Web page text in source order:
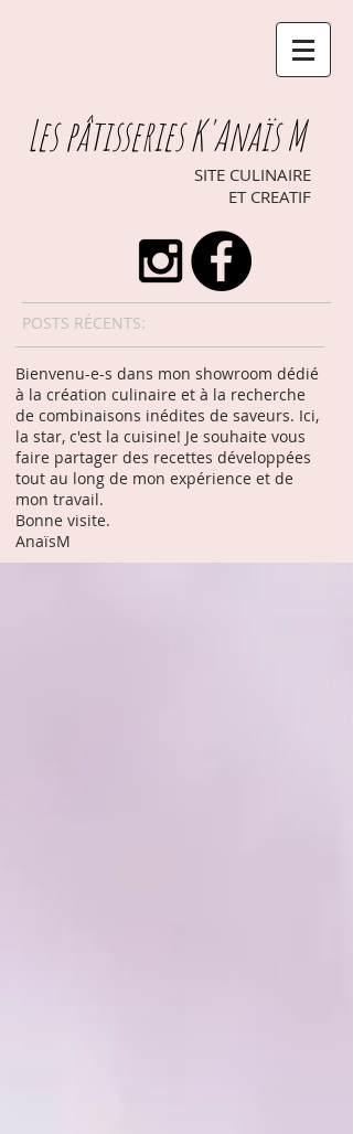
Les pâtisseries K'Anaïs M
SITE CULINAIRE
ET CREATIF
POSTS RÉCENTS:
Bienvenu-e-s dans mon showroom dédié
à la création culinaire et à la recherche
de combinaisons inédites de saveurs. Ici,
la star, c'est la cuisine! Je souhaite vous
faire partager des recettes développées
tout au long de mon expérience et de
mon travail.
Bonne visite.
AnaïsM